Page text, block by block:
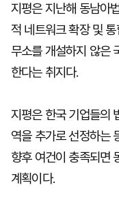
지평은 지난해 동남아
적 네트워크 확장 및
무소를 개설하지 않은
한다는 취지다.
지평은 한국 기업들의
역을 추가로 선정하는
향후 여건이 충족되면
계획이다.